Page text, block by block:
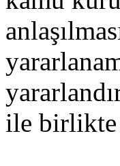
ile birlikte